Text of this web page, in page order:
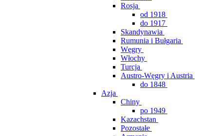
Rosja
od 1918
do 1917
Skandynawia
Rumunia i Bułgaria
Węgry
Włochy
Turcja
Austro-Węgry i Austria
do 1848
Azja
Chiny
po 1949
Kazachstan
Pozostałe